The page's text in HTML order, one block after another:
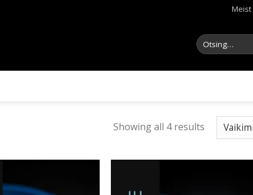
Meist
Otsi:
Showing all 4 results